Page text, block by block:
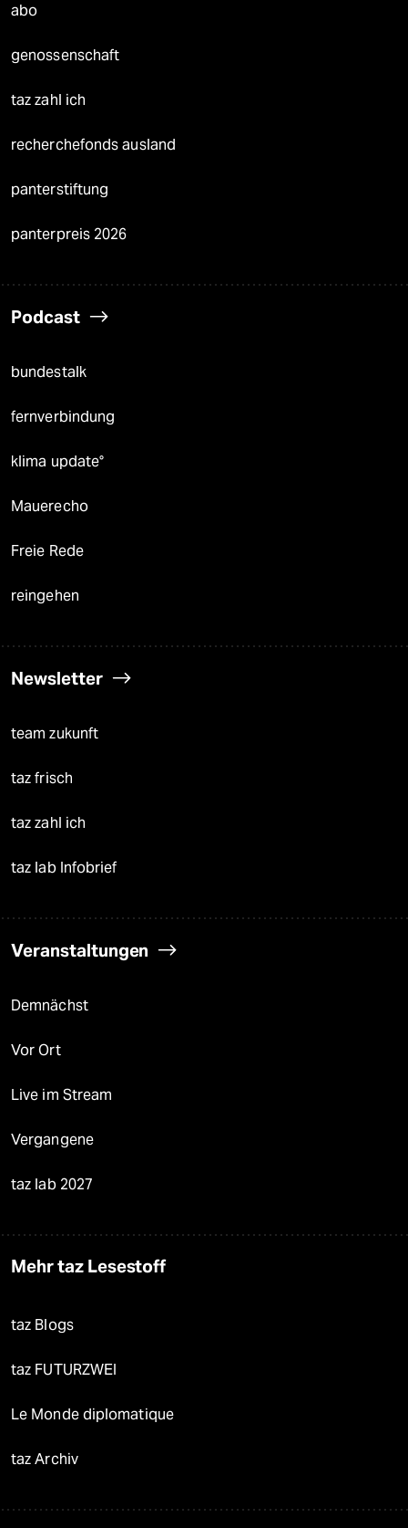
abo
genossenschaft
taz zahl ich
recherchefonds ausland
panterstiftung
panterpreis 2026
Podcast
bundestalk
fernverbindung
klima update°
Mauerecho
Freie Rede
reingehen
Newsletter
team zukunft
taz frisch
taz zahl ich
taz lab Infobrief
Veranstaltungen
Demnächst
Vor Ort
Live im Stream
Vergangene
taz lab 2027
Mehr taz Lesestoff
taz Blogs
taz FUTURZWEI
Le Monde diplomatique
taz Archiv